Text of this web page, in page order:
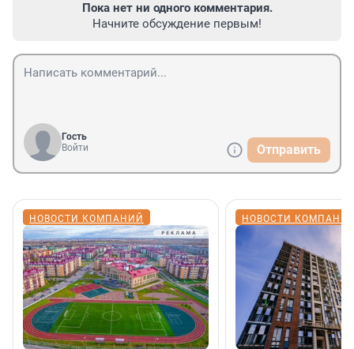
Пока нет ни одного комментария.
Начните обсуждение первым!
Гость
Войти
Отправить
НОВОСТИ КОМПАНИЙ НОВОСТИ